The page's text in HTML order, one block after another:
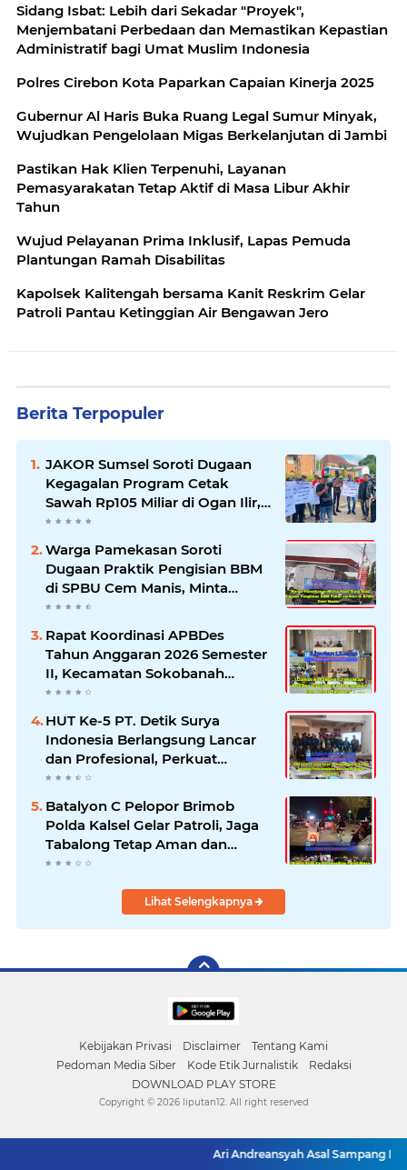
Sidang Isbat: Lebih dari Sekadar "Proyek",
Menjembatani Perbedaan dan Memastikan Kepastian
Administratif bagi Umat Muslim Indonesia
Polres Cirebon Kota Paparkan Capaian Kinerja 2025
Gubernur Al Haris Buka Ruang Legal Sumur Minyak,
Wujudkan Pengelolaan Migas Berkelanjutan di Jambi
Pastikan Hak Klien Terpenuhi, Layanan
Pemasyarakatan Tetap Aktif di Masa Libur Akhir
Tahun
Wujud Pelayanan Prima Inklusif, Lapas Pemuda
Plantungan Ramah Disabilitas
Kapolsek Kalitengah bersama Kanit Reskrim Gelar
Patroli Pantau Ketinggian Air Bengawan Jero
Berita Terpopuler
JAKOR Sumsel Soroti Dugaan
Kegagalan Program Cetak
Sawah Rp105 Miliar di Ogan Ilir,
Desak Kadis Pertanian Mundur
Warga Pamekasan Soroti
Dugaan Praktik Pengisian BBM
di SPBU Cem Manis, Minta
Klarifikasi dan Pengawasan
Rapat Koordinasi APBDes
Tahun Anggaran 2026 Semester
II, Kecamatan Sokobanah
Libatkan 12 Desa
HUT Ke-5 PT. Detik Surya
Indonesia Berlangsung Lancar
dan Profesional, Perkuat
Kompetensi Wartawan
Batalyon C Pelopor Brimob
Polda Kalsel Gelar Patroli, Jaga
Tabalong Tetap Aman dan
Kondusif
Lihat Selengkapnya
Kebijakan Privasi Disclaimer
Tentang Kami
Pedoman Media Siber
Kode Etik Jurnalistik
Redaksi
DOWNLOAD PLAY STORE
Ari Andreansyah Asal Sampang
Copyright © 2026 liputan12. All right reserved